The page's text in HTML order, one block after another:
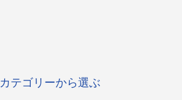
カテゴリーから選ぶ